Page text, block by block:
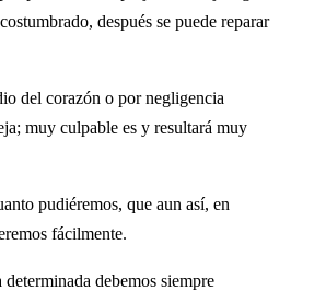
después se puede reparar
del corazón o por negligencia
muy culpable es y resultará muy
pudiéremos, que aun así, en
fácilmente.
determinada debemos siempre